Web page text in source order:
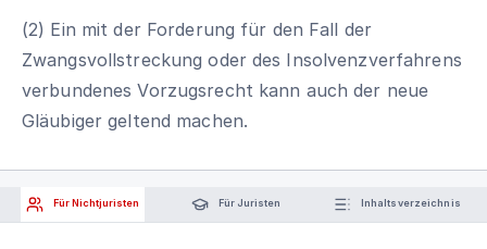
(2) Ein mit der Forderung für den Fall der
Zwangsvollstreckung oder des Insolvenzverfahrens
verbundenes Vorzugsrecht kann auch der neue
Gläubiger geltend machen.
Für Nichtjuristen Für Juristen Inhaltsverzeichnis